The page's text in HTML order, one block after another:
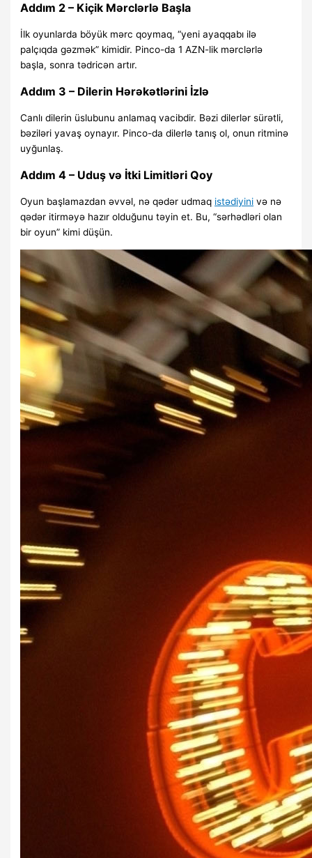
Addım 2 – Kiçik Mərclərlə Başla
İlk oyunlarda böyük mərc qoymaq, “yeni ayaqqabı ilə
palçıqda gəzmək” kimidir. Pinco-da 1 AZN-lik mərclərlə
başla, sonra tədricən artır.
Addım 3 – Dilerin Hərəkətlərini İzlə
Canlı dilerin üslubunu anlamaq vacibdir. Bəzi dilerlər sürətli,
bəziləri yavaş oynayır. Pinco-da dilerlə tanış ol, onun ritminə
uyğunlaş.
Addım 4 – Uduş və İtki Limitləri Qoy
Oyun başlamazdan əvvəl, nə qədər udmaq istədiyini və nə
qədər itirməyə hazır olduğunu təyin et. Bu, “sərhədləri olan
bir oyun” kimi düşün.